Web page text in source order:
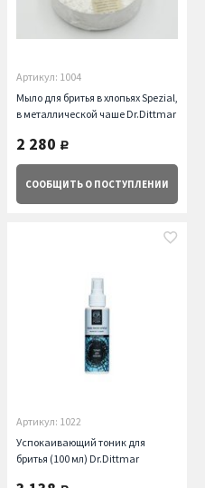
Артикул: 1004
Мыло для бритья в хлопьях Spezial,
в металлической чаше Dr.Dittmar
2 280 руб.
СООБЩИТЬ О ПОСТУПЛЕНИИ
Артикул: 1022
Успокаивающий тоник для
бритья (100 мл) Dr.Dittmar